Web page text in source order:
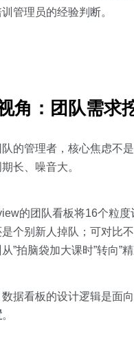
管理员的经验判断。
角：团队需求
的管理者，核心焦虑不
长、噪音大。
的团队看板将16个粒
个别新人掉队；可对比
”拍脑袋加大课时”转向”精
据看板的设计逻辑是面
。